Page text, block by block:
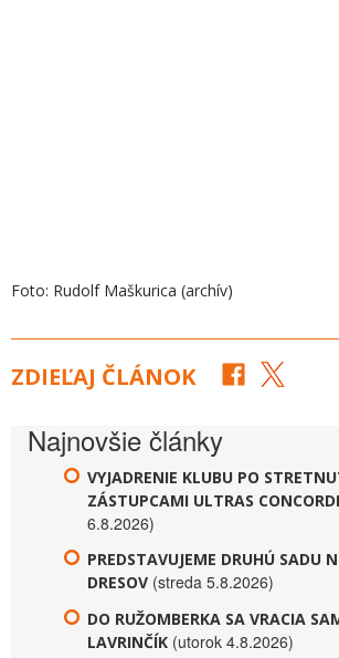
Foto: Rudolf Maškurica (archív)
ZDIEĽAJ ČLÁNOK
Najnovšie články
VYJADRENIE KLUBU PO
ZÁSTUPCAMI ULTRAS
6.8.2026)
PREDSTAVUJEME DRUHÚ SADU
DRESOV (streda 5.8.2026)
DO RUŽOMBERKA SA VRACIA
LAVRINČÍK (utorok 4.8.2026)